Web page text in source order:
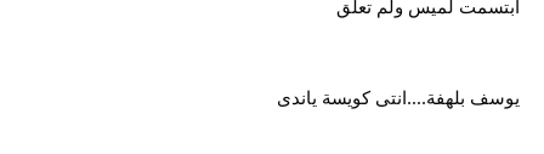
ابتسمت لميس ولم تعلق
يوسف بلهفة....انتى كويسة ياندى